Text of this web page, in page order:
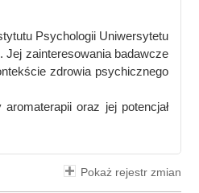
Psychologii Uniwersytetu
Jej zainteresowania badawcze
zdrowia psychicznego
oraz jej potencjał
Pokaż rejestr zmian